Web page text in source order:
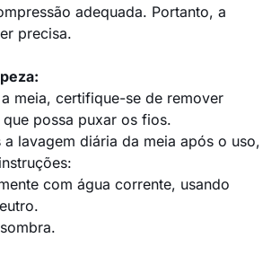
adequada. Portanto, a
precisa.
meia, certifique-se de remover
possa puxar os fios.
a lavagem diária da meia após o uso,
com água corrente, usando